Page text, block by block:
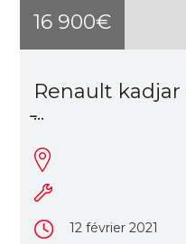
16 900€
Renault kadjar
̵...
12 février 2021